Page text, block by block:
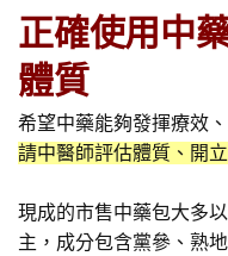
正確使用中
體質
希望中藥能夠發揮療效
請中醫師評估體質、開
現成的市售中藥包大多
主，成分包含黨參、熟